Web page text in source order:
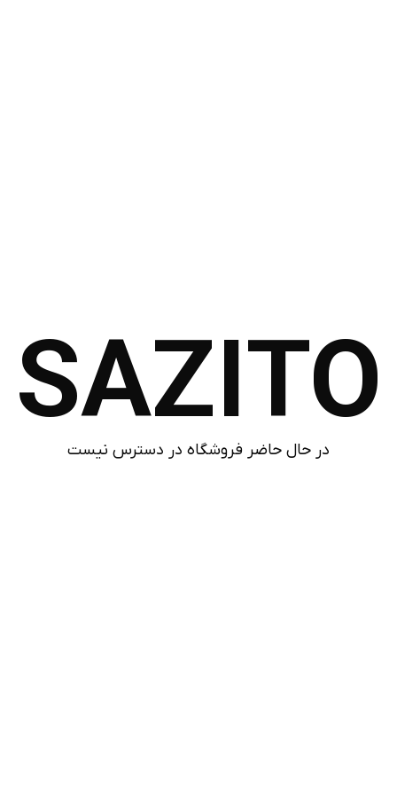
SAZITO
در حال حاضر فروشگاه در دسترس نیست